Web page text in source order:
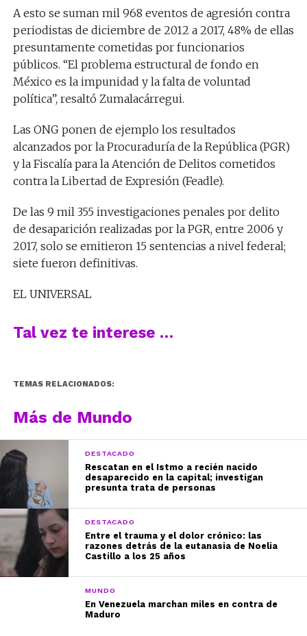
A esto se suman mil 968 eventos de agresión contra
periodistas de diciembre de 2012 a 2017, 48% de ellas
presuntamente cometidas por funcionarios
públicos. “El problema estructural de fondo en
México es la impunidad y la falta de voluntad
política”, resaltó Zumalacárregui.
Las ONG ponen de ejemplo los resultados
alcanzados por la Procuraduría de la República (PGR)
y la Fiscalía para la Atención de Delitos cometidos
contra la Libertad de Expresión (Feadle).
De las 9 mil 355 investigaciones penales por delito
de desaparición realizadas por la PGR, entre 2006 y
2017, solo se emitieron 15 sentencias a nivel federal;
siete fueron definitivas.
EL UNIVERSAL
Tal vez te interese …
TEMAS RELACIONADOS:
Más de Mundo
DESTACADO
Rescatan en el Istmo a recién nacido
desaparecido en la capital; investigan
presunta trata de personas
DESTACADO
Entre el trauma y el dolor crónico: las
razones detrás de la eutanasia de Noelia
Castillo a los 25 años
MUNDO
En Venezuela marchan miles en contra de
Maduro